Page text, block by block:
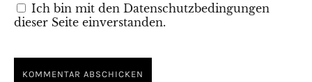
Ich bin mit den Datenschutzbedingungen
dieser Seite einverstanden.